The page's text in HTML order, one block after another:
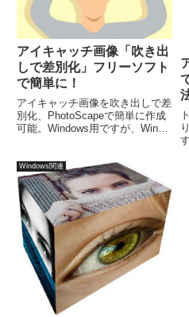
アイキャッチ画像「吹き出
しで差別化」フリーソフト
で簡単に！
アイキャッチ画像を吹き出しで差
別化、PhotoScapeで簡単に作成
可能。Windows用ですが、Wine
が見つからない時は、吹き出しを
利用して、簡単に欲しいイメージ
に近づけましょう。
Windows関連